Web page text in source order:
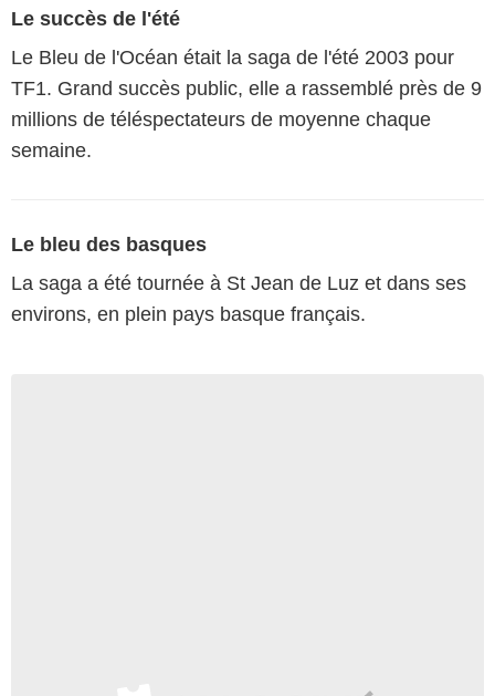
Le succès de l'été
Le Bleu de l'Océan était la saga de l'été 2003 pour
TF1. Grand succès public, elle a rassemblé près de 9
millions de téléspectateurs de moyenne chaque
semaine.
Le bleu des basques
La saga a été tournée à St Jean de Luz et dans ses
environs, en plein pays basque français.